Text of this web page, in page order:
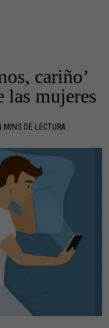
cariño’
las mujeres
MINS DE LECTURA